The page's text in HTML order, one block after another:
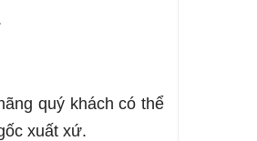
quý khách có thể
xuất xứ.